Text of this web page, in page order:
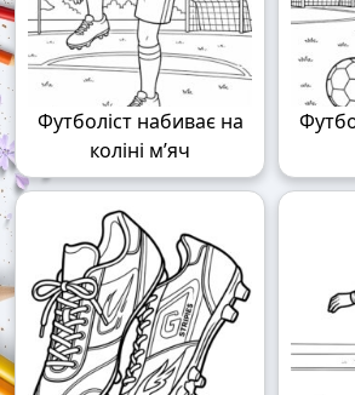
Футболіст набиває на
коліні м’яч